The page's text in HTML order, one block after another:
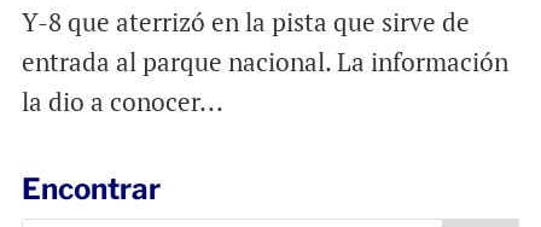
Y-8 que aterrizó en la pista que sirve de
entrada al parque nacional. La información
la dio a conocer...
Encontrar